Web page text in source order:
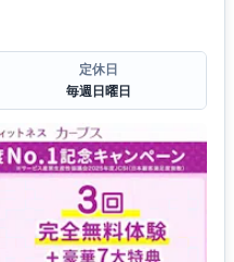
定休日
毎週日曜日